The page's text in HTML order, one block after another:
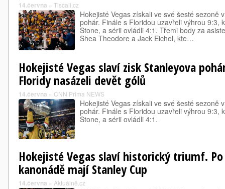
14.června » Tiscali.cz
Hokejisté Vegas získali ve své šesté sezoně
pohár. Finále s Floridou uzavřeli výhrou 9:3,
Stone, a sérii ovládli 4:1. Třemi body za
Shea Theodore a Jack Eichel, kte…
Hokejisté Vegas slaví zisk Stanleyova
Floridy nasázeli devět gólů
14.června » CNN Prima NEWS
Hokejisté Vegas získali ve své šesté sezoně
pohár. Finále s Floridou uzavřeli výhrou 9:3,
Stone, a sérii ovládli 4:1.
Hokejisté Vegas slaví historický triumf.
kanonádě mají Stanley Cup
14.června » Aktuálně.cz